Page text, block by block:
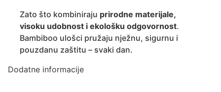
Zato što kombiniraju prirodne materijale,
visoku udobnost i ekološku odgovornost.
Bambiboo ulošci pružaju nježnu, sigurnu i
pouzdanu zaštitu – svaki dan.
Dodatne informacije